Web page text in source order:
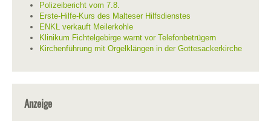
Polizeibericht vom 7.8.
Erste-Hilfe-Kurs des Malteser Hilfsdienstes
ENKL verkauft Meilerkohle
Klinikum Fichtelgebirge warnt vor Telefonbetrügern
Kirchenführung mit Orgelklängen in der Gottesackerkirche
Anzeige